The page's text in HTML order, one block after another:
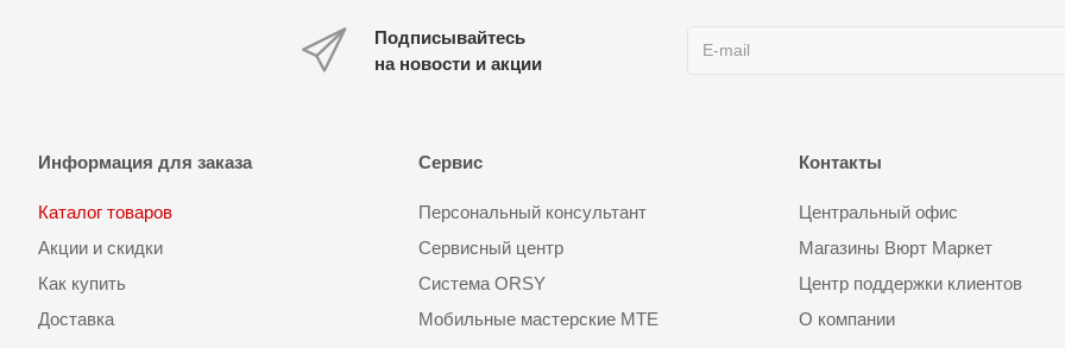
Подписывайтесь
на новости и акции
Информация для заказа
Каталог товаров
Акции и скидки
Как купить
Доставка
Сервис
Персональный консультант
Сервисный центр
Система ORSY
Мобильные мастерские MTE
Контакты
Центральный офис
Магазины Вюрт Маркет
Центр поддержки клиентов
О компании